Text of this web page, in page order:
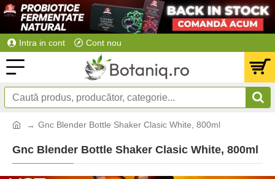
Intra in cont Cont nou
Gnc Blender Bottle Shaker Clasic White, 800ml
Gnc Blender Bottle Shaker Clasic White, 800ml